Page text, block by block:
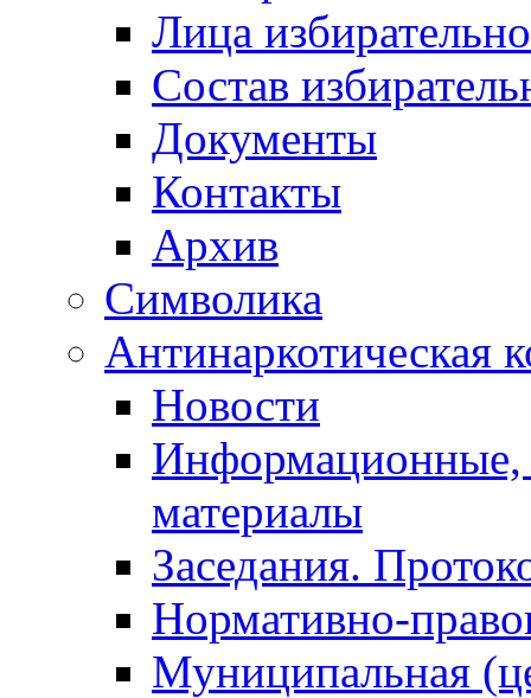
Лица
Состав
Документы
Контакты
Архив
Символика
Антинаркотическая
Новости
Информационные,
материалы
Заседания.
Нормативно-
Муниципальная